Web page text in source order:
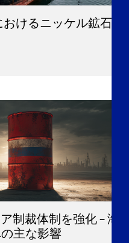
おけるニッケル鉱石
制裁体制を強化 – 海
主な影響